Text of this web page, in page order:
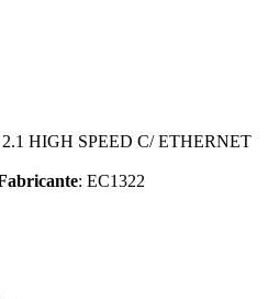
HIGH SPEED C/ ETHERNET
: EC1322